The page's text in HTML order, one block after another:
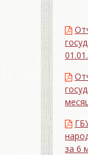
за 6